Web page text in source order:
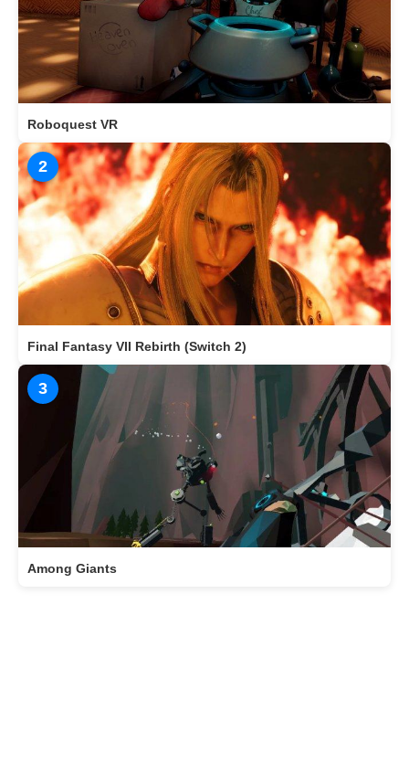
Roboquest VR
2
Final Fantasy VII Rebirth (Switch 2)
3
Among Giants